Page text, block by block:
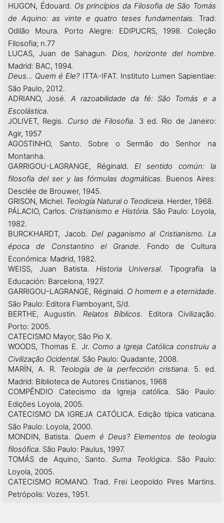
HUGON, Édouard. Os princípios da Filosofia de São Tomás
de Aquino: as vinte e quatro teses fundamentais. Trad:
Odilão Moura. Porto Alegre: EDIPUCRS, 1998. Coleção
Filosofia; n.77
LUCAS, Juan de Sahagun. Dios, horizonte del hombre.
Madrid: BAC, 1994.
Deus… Quem é Ele?ITTA-IFAT. Instituto Lumen Sapientiae:
São Paulo, 2012.
ADRIANO, José. A razoabilidade da fé: São Tomás e a
Escolástica.
JOLIVET, Regis. Curso de Filosofia. 3 ed. Rio de Janeiro:
Agir, 1957
AGOSTINHO, Santo. Sobre o Sermão do Senhor na
Montanha.
GARRIGOU-LAGRANGE, Réginald. El sentido común: la
filosofia del ser y las fórmulas dogmáticas. Buenos Aires:
Desclée de Brouwer, 1945.
GRISON, Michel. Teología Natural o Teodiceia. Herder, 1968.
PÁLACIO, Carlos. Cristianismo e História. São Paulo: Loyola,
1982.
BURCKHARDT, Jacob. Del paganismo al Cristianismo. La
época de Constantino el Grande. Fondo de Cultura
Económica: Madrid, 1982.
WEISS, Juan Batista. Historia Universal. Tipografía la
Educación: Barcelona, 1927.
GARRIGOU-LAGRANGE, Réginald. O homem e a eternidade.
São Paulo: Editora Flamboyant, S/d.
BERTHE, Augustin. Relatos Bíblicos. Editora Civilização.
Porto: 2005.
CATECISMO Mayor, São Pio X.
WOODS, Thomas E. Jr. Como a Igreja Católica construiu a
Civilização Ocidental. São Paulo: Quadante, 2008.
MARÍN, A. R. Teología de la perfección cristiana. 5. ed.
Madrid: Biblioteca de Autores Cristianos, 1968
COMPÊNDIO Catecismo da Igreja católica. São Paulo:
Edições Loyola, 2005.
CATECISMO DA IGREJA CATÓLICA. Edição típica vaticana.
São Paulo: Loyola, 2000.
MONDIN, Batista. Quem é Deus? Elementos de teologia
filosófica. São Paulo: Paulus, 1997.
TOMÁS de Aquino, Santo.Suma Teológica. São Paulo:
Loyola, 2005.
CATECISMO ROMANO. Trad. Frei Leopoldo Pires Martins.
Petrópolis: Vozes, 1951.